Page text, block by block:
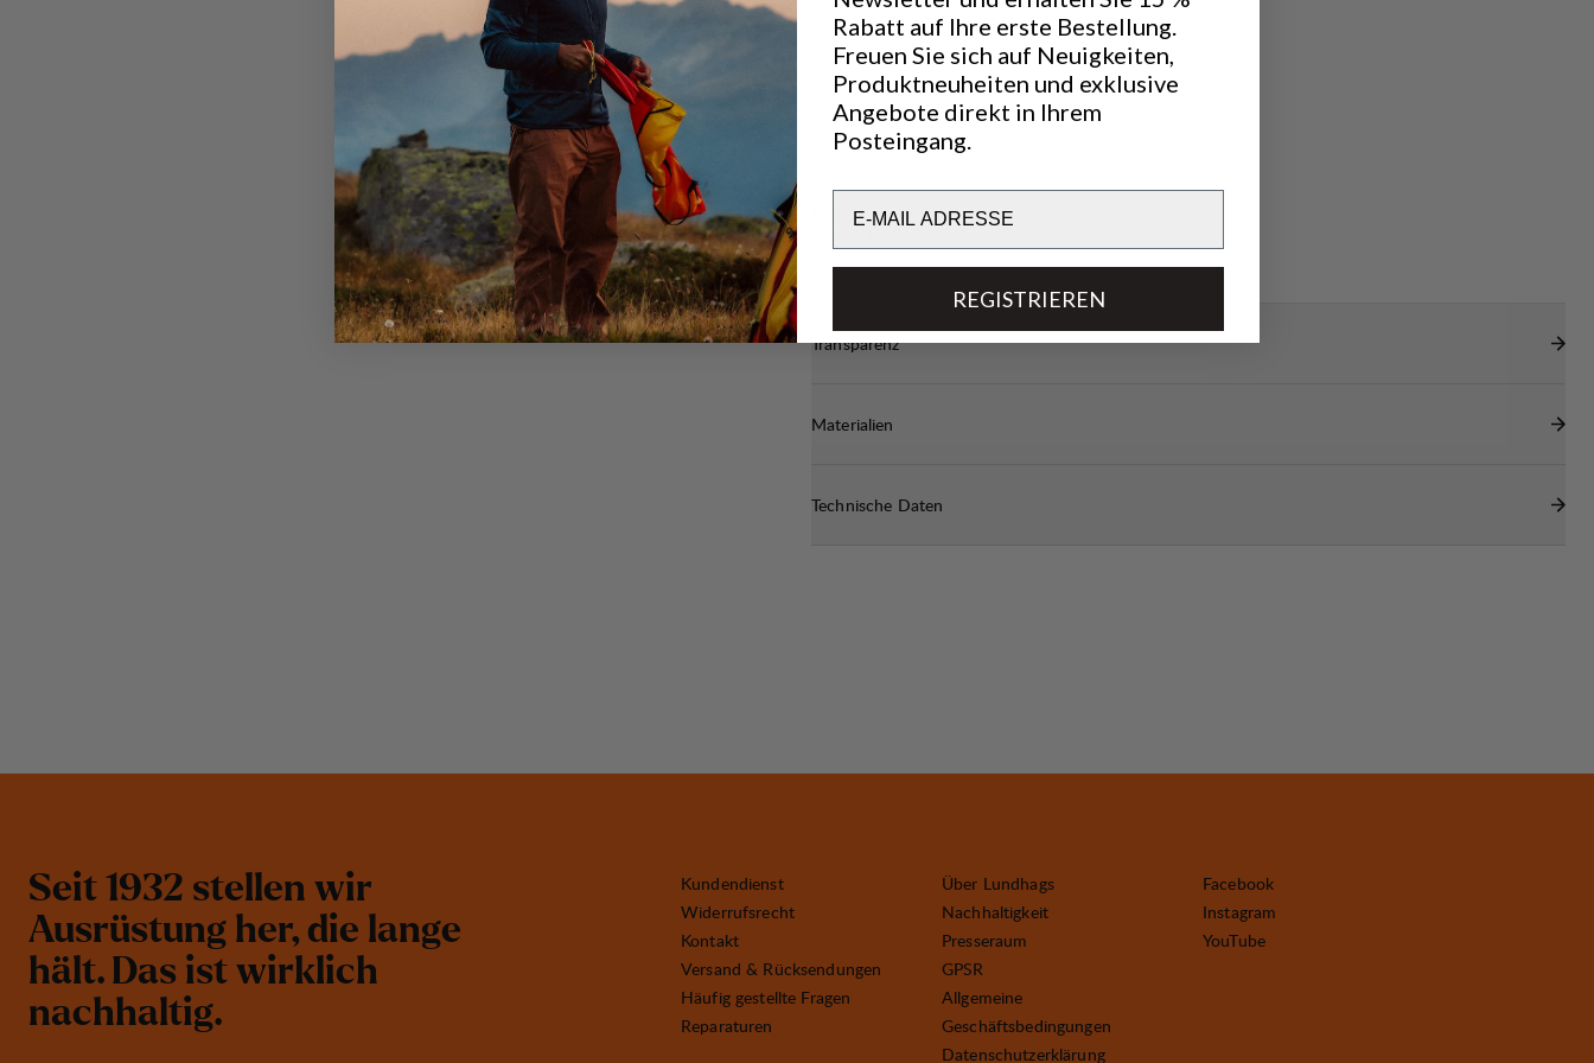
Unterschenkel mit Stretch-Nylon verstärkt, so dass Sie sich in
struppigem und felsigem Gelände bewegen können, ohne zweimal
nachdenken zu müssen. Der Reißverschluss am Unterschenkel
erleichtert das An- und Ausziehen. Sie lassen sich auch von oben
öffnen, falls Sie mehr Belüftung benötigen. Was die Taschen
betrifft, so sind sie mit einer Reißverschlusstasche und einer
offenen Beintasche ausgestattet. Die Taille ist hoch und der Bund
Stretcheinsätze aus recyceltem Nylon, die zur Verstärkung an
kritischen Stellen auf die Wolle aufgenäht wurden.
Zwei-Wege-Reißverschluss am Fuß für Belüftung und einfaches
Hohe Taille mit eng anliegender Passform.
Hervorragend für
Transparenz
Materialien
Technische Daten
Seit 1932 stellen wir
Ausrüstung her, die lange
hält. Das ist wirklich
nachhaltig.
Kundendienst
Widerrufsrecht
Kontakt
Versand & Rücksendungen
Häufig gestellte Fragen
Reparaturen
Über Lundhags
Nachhaltigkeit
Presseraum
GPSR
Allgemeine
Geschäftsbedingungen
Datenschutzerklärung
Facebook
Instagram
YouTube
Rabatt auf Ihre erste Bestellung.
Freuen Sie sich auf Neuigkeiten,
Produktneuheiten und exklusive
Angebote direkt in Ihrem
Posteingang.
REGISTRIEREN